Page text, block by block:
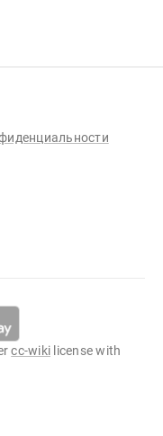
cc-wiki license with